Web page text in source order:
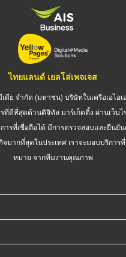
ไทยแลนด์ เยลโล่เพจเจส
ดีย จำกัด (มหาชน) บริษัทในเครือเอไอ
ดีที่สุดด้านดิจิทัล มาร์เก็ตติ้ง ผ่านเว็บ
ารที่เชื่อถือได้ มีการตรวจสอบและยืนยั
มากที่สุดในประเทศ เราจะมอบบริการ
หมาย จากทีมงานคุณภาพ